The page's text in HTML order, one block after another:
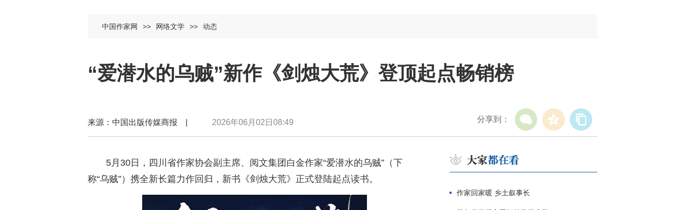
中国作家网 >> 网络文学 >> 动态
“爱潜水的乌贼”新作《剑烛大荒》登顶起点畅销榜
分享到：
来源：中国出版传媒商报 | 2026年06月02日08:49
5月30日，四川省作家协会副主席、阅文集团白金作家“爱潜水的乌贼”（下
称“乌贼”）携全新长篇力作回归，新书《剑烛大荒》正式登陆起点读书。
作家回家暖 乡土叙事长